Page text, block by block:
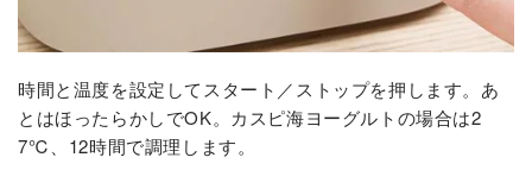
時間と温度を設定してスタート／ストップを押します。あ
とはほったらかしでOK。カスピ海ヨーグルトの場合は2
7℃、12時間で調理します。